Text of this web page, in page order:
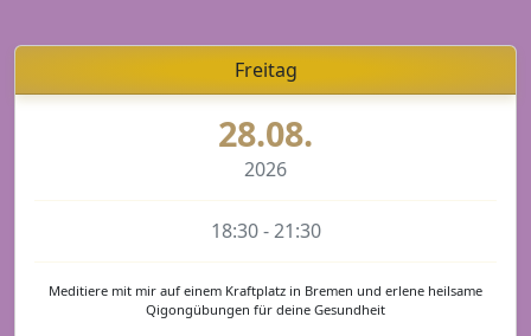
Freitag
28.08.
2026
18:30 - 21:30
Meditiere mit mir auf einem Kraftplatz in Bremen und erlene heilsame
Qigongübungen für deine Gesundheit